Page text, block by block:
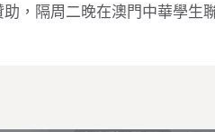
，隔周二晚在澳門中華學生